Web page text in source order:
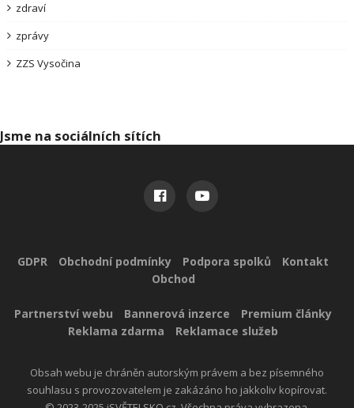
zdraví
zprávy
ZZS Vysočina
Jsme na sociálních sítích
GDPR Obchodní podmínky Podpora spolků
Kontakt
Obchod
Partnerství webu Bannerová inzerce
Premium články
Reklama zdarma
Reklamace služeb
Obsah webu je chráněn autorským právem a bez písemného
souhlasu s provozovatelem je zakázáno ho jakkoliv kopírovat.